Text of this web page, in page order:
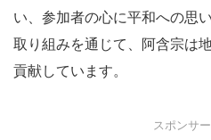
い、参加者の心に平和への思
取り組みを通じて、阿含宗は
貢献しています。
スポンサ